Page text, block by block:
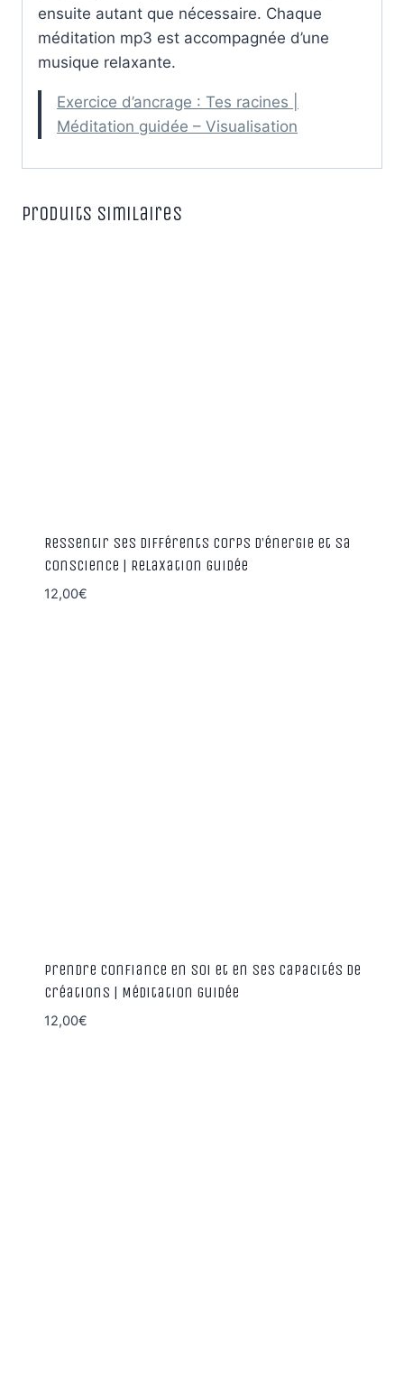
ensuite autant que nécessaire. Chaque
méditation mp3 est accompagnée d’une
musique relaxante.
Exercice d’ancrage : Tes racines |
Méditation guidée – Visualisation
Produits similaires
Ressentir ses différents corps d’énergie et sa
conscience | Relaxation guidée
12,00€
Prendre confiance en soi et en ses capacités de
créations | Méditation guidée
12,00€